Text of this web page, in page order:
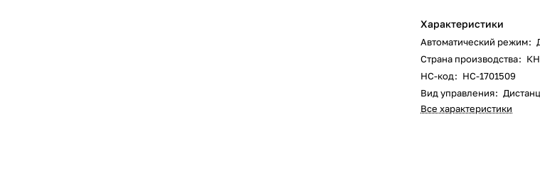
Характеристики
Автоматический режим:
Страна производства:
НС-код: НС-1701509
Вид управления:
Все характеристики